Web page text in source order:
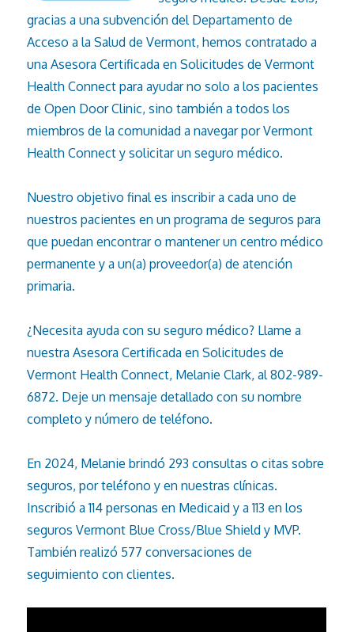
gracias a una subvención del Departamento de
Acceso a la Salud de Vermont, hemos contratado a
una Asesora Certificada en Solicitudes de Vermont
Health Connect para ayudar no solo a los pacientes
de Open Door Clinic, sino también a todos los
miembros de la comunidad a navegar por Vermont
Health Connect y solicitar un seguro médico.
Nuestro objetivo final es inscribir a cada uno de
nuestros pacientes en un programa de seguros para
que puedan encontrar o mantener un centro médico
permanente y a un(a) proveedor(a) de atención
primaria.
¿Necesita ayuda con su seguro médico? Llame a
nuestra Asesora Certificada en Solicitudes de
Vermont Health Connect, Melanie Clark, al 802-989-
6872. Deje un mensaje detallado con su nombre
completo y número de teléfono.
En 2024, Melanie brindó 293 consultas o citas sobre
seguros, por teléfono y en nuestras clínicas.
Inscribió a 114 personas en Medicaid y a 113 en los
seguros Vermont Blue Cross/Blue Shield y MVP.
También realizó 577 conversaciones de
seguimiento con clientes.